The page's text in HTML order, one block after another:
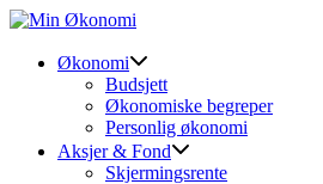
Skip
contentØkonomi
Budsjett
Økonomiske begreper
Personlig økonomi
Aksjer & Fond
Skjermingsrente